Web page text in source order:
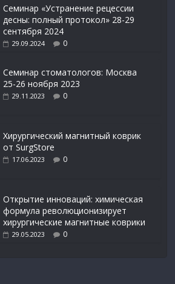
Семинар «Устранение рецессии
десны: полный протокол» 28-29
сентября 2024
29.09.2024 0
Семинар стоматологов: Москва
25-26 ноября 2023
29.11.2023 0
Xирургический магнитный коврик
от SurgStore
17.06.2023 0
Открытие инноваций: химическая
формула революционизирует
хирургические магнитные коврики
29.05.2023 0